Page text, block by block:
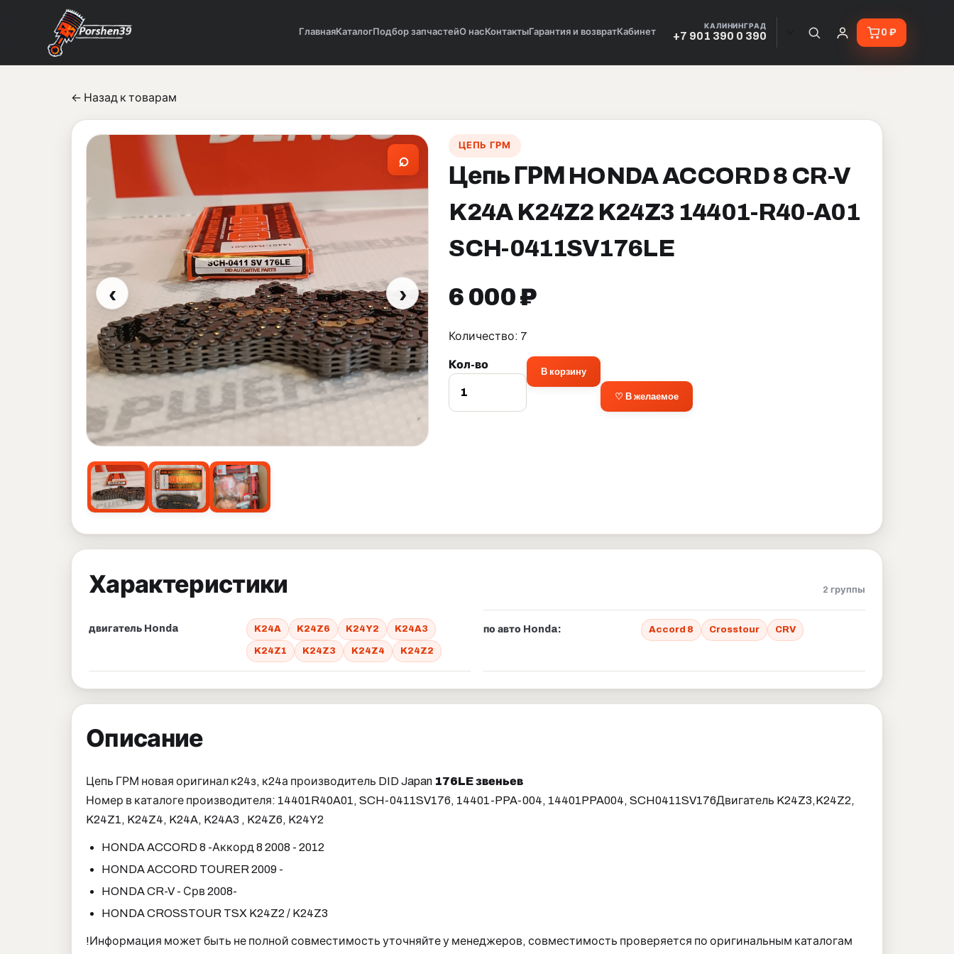
ГлавнаяКаталогПодбор запчастейО нас КонтактыГарантия и возвратКабинет
КАЛИНИНГРАД
+7 901 390 0 390 0 ₽
← Назад к товарам
‹
⌕
›
ЦЕПЬ ГРМ
Цепь ГРМ HONDA ACCORD 8 CR-V
K24A K24Z2 K24Z3 14401-R40-A01
SCH-0411SV176LE
6 000 ₽
Количество: 7
Кол-во
В корзину
♡ В желаемое
Характеристики 2 группы
двигатель Honda K24A K24Z6 K24Y2 K24A3
K24Z1 K24Z3 K24Z4 K24Z2
по авто Honda: Accord 8 Crosstour CRV
Описание
Цепь ГРМ новая оригинал к24з, к24а производитель DID Japan 176LE звеньев
Номер в каталоге производителя: 14401R40A01, SCH-0411SV176, 14401-PPA-004, 14401PPA004, SCH0411SV176Двигатель K24Z3,K24Z2,
K24Z1, K24Z4, K24A, K24A3 , K24Z6, K24Y2
HONDA ACCORD 8 -Аккорд 8 2008 - 2012
HONDA ACCORD TOURER 2009 -
HONDA CR-V - Срв 2008-
HONDA CROSSTOUR TSX K24Z2 / K24Z3
!Информация может быть не полной совместимость уточняйте у менеджеров, совместимость проверяется по оригинальным каталогам